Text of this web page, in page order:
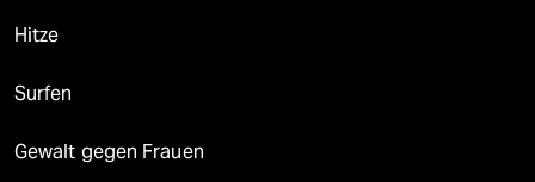
Hitze
Surfen
Gewalt gegen Frauen